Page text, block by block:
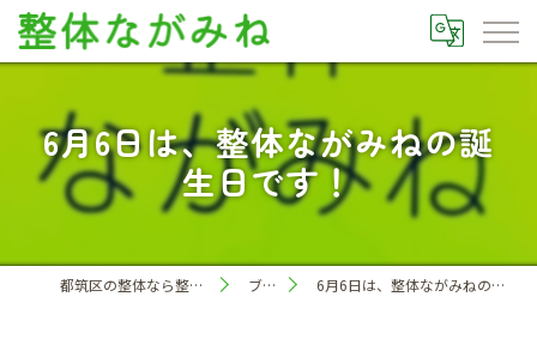
6月6日は、整体ながみねの誕
生日です！
都筑区の整体なら整体ながみね ブログ 6月6日は、整体ながみねの誕生日です！